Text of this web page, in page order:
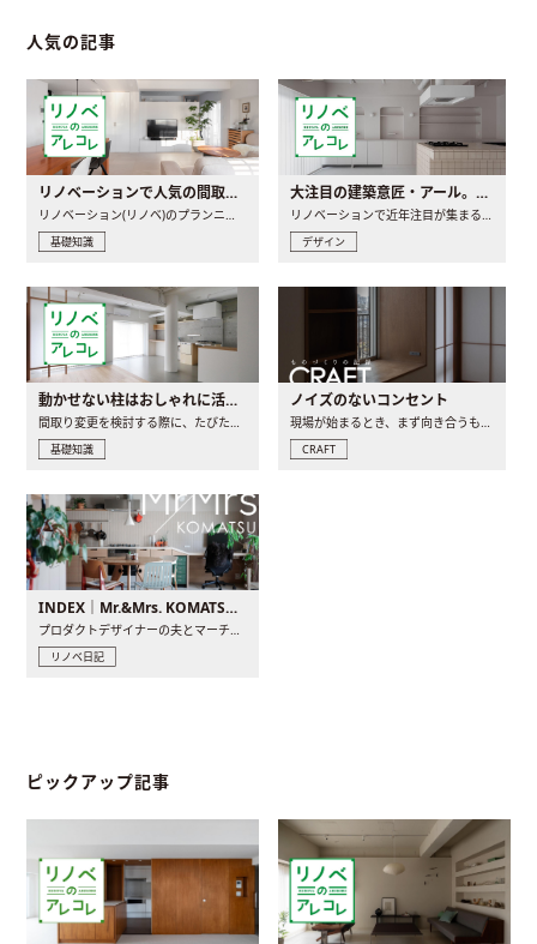
人気の記事
リノベーションで人気の間取りとは？トレンドの間取りと実例を徹底解説
基礎知識
大注目の建築意匠・アール。人気の理由と空間に取り入れるポイント
デザイン
動かせない柱はおしゃれに活用！柱を魅せるリノベーション(リノベ)4選
基礎知識
ノイズのないコンセント
CRAFT
INDEX｜Mr.&Mrs. KOMATSU renovation diary
リノベ日記
ピックアップ記事